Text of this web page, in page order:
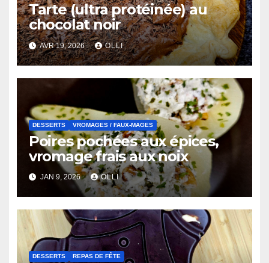
Tarte (ultra protéinée) au
chocolat noir
AVR 19, 2026 OLLI
DESSERTS VROMAGES / FAUX-MAGES
Poires pochées aux épices,
vromage frais aux noix
JAN 9, 2026 OLLI
DESSERTS REPAS DE FÊTE